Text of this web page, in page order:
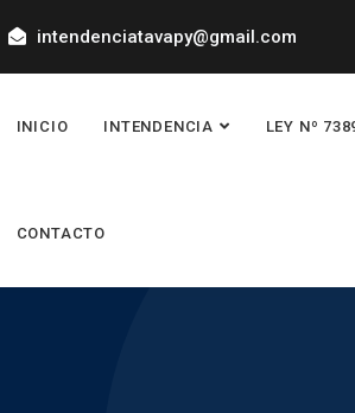
intendenciatavapy@gmail.com
INICIO INTENDENCIA LEY Nº
CONTACTO